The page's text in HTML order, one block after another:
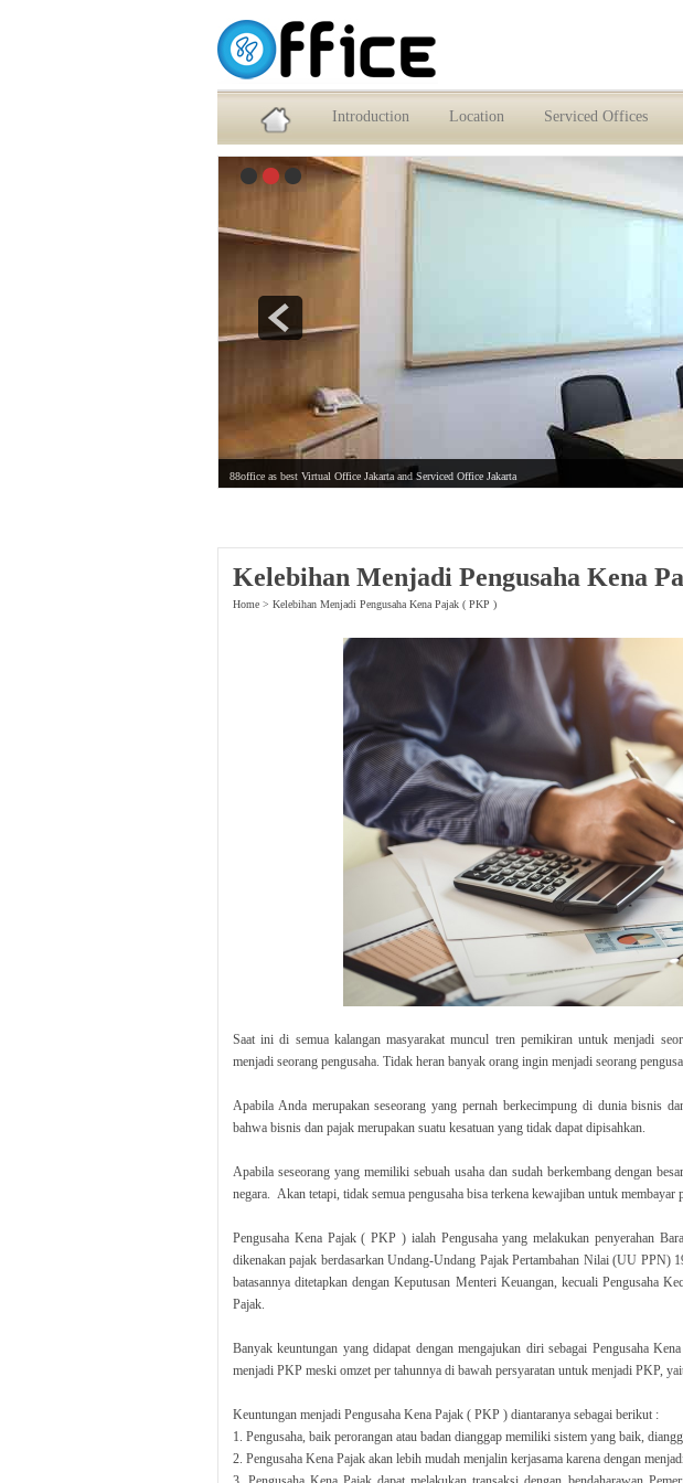
Service Office dan Virtual Office Jakarta Selatan
Introduction Location Serviced Offices
88office as best Virtual Office Jakarta and Serviced Office Jakarta
Kelebihan Menjadi Pengusaha Kena
Home > Kelebihan Menjadi Pengusaha Kena Pajak ( PKP )
Saat ini di semua kalangan masyarakat muncul tren pemikiran untuk menjadi
menjadi seorang pengusaha. Tidak heran banyak orang ingin menjadi seorang
Apabila Anda merupakan seseorang yang pernah berkecimpung di dunia bisnis
bahwa bisnis dan pajak merupakan suatu kesatuan yang tidak dapat dipisahkan.
Apabila seseorang yang memiliki sebuah usaha dan sudah berkembang dengan
negara. Akan tetapi, tidak semua pengusaha bisa terkena kewajiban untuk membayar
Pengusaha Kena Pajak ( PKP ) ialah Pengusaha yang melakukan penyerahan
dikenakan pajak berdasarkan Undang-Undang Pajak Pertambahan Nilai (UU PPN)
batasannya ditetapkan dengan Keputusan Menteri Keuangan, kecuali Pengusaha
Pajak.
Banyak keuntungan yang didapat dengan mengajukan diri sebagai Pengusaha
menjadi PKP meski omzet per tahunnya di bawah persyaratan untuk menjadi PKP,
Keuntungan menjadi Pengusaha Kena Pajak ( PKP ) diantaranya sebagai berikut :
1. Pengusaha, baik perorangan atau badan dianggap memiliki sistem yang baik,
2. Pengusaha Kena Pajak akan lebih mudah menjalin kerjasama karena dengan